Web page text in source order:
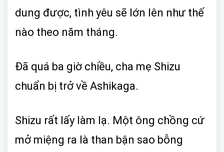
dung được, tình yêu sẽ lớn lên như thế
nào theo năm tháng.
Đã quá ba giờ chiều, cha mẹ Shizu
chuẩn bị trở về Ashikaga.
Shizu rất lấy làm lạ. Một ông chồng cứ
mở miệng ra là than bận sao bỗng